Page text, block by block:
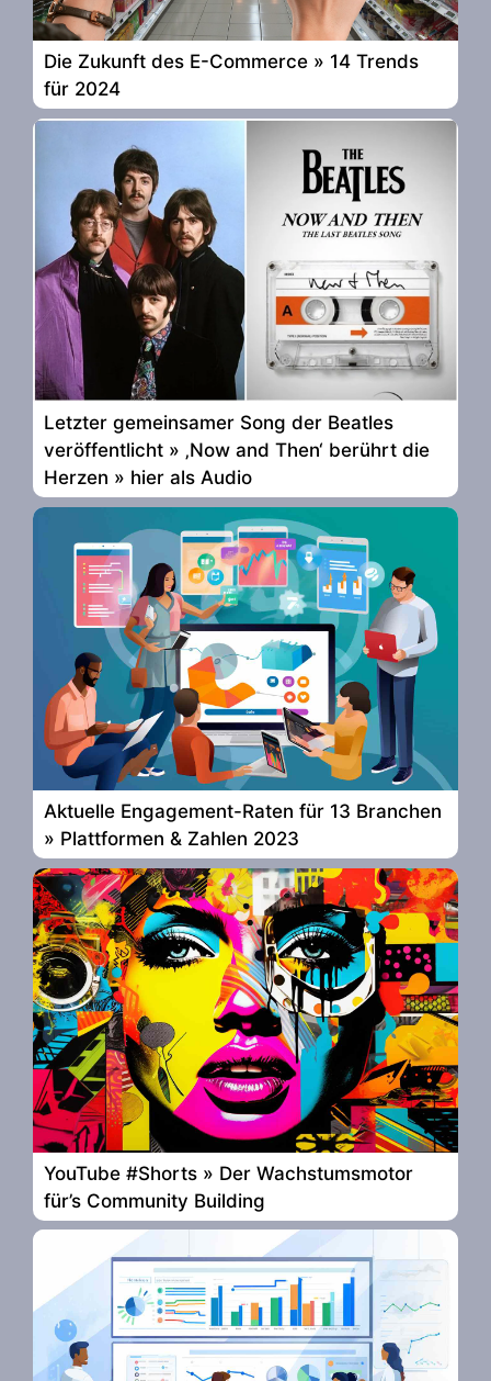
Die Zukunft des E-Commerce » 14 Trends
für 2024
Letzter gemeinsamer Song der Beatles
veröffentlicht » ‚Now and Then‘ berührt die
Herzen » hier als Audio
Aktuelle Engagement-Raten für 13 Branchen
» Plattformen & Zahlen 2023
YouTube #Shorts » Der Wachstumsmotor
für’s Community Building